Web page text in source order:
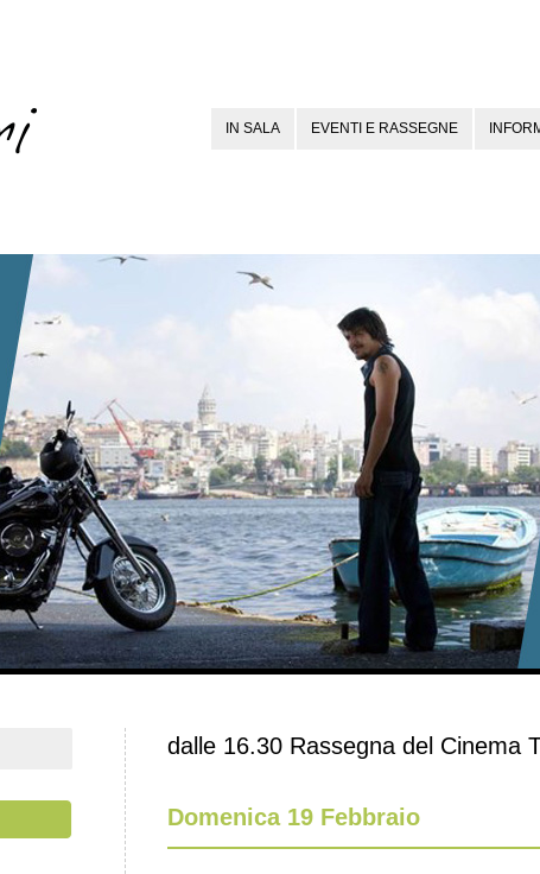
IN SALA EVENTI E RASSEGNE
dalle 16.30 Rassegna del Cinema
Domenica 19 Febbraio